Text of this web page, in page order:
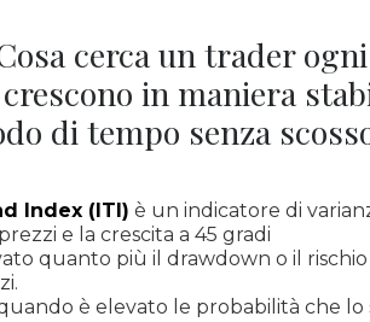
cerca un trader
in maniera
di tempo senza
Index (ITI) è un indicatore di
e la crescita a 45 gradi
quanto più il drawdown o il
è elevato le probabilità che lo